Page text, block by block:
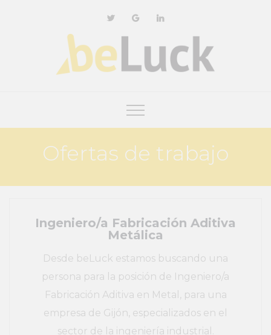
Ofertas de trabajo
Ingeniero/a Fabricación Aditiva
Metálica
Desde beLuck estamos buscando una
persona para la posición de Ingeniero/a
Fabricación Aditiva en Metal, para una
empresa de Gijón, especializados en el
sector de la ingeniería industrial.